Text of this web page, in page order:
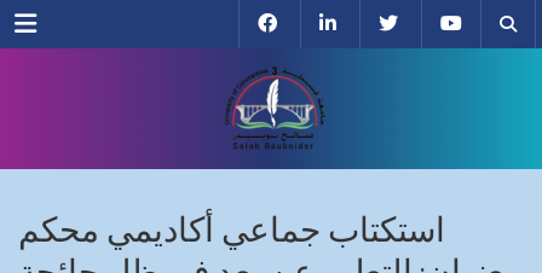
Menu
استكتاب جماعي أكاديمي محكم